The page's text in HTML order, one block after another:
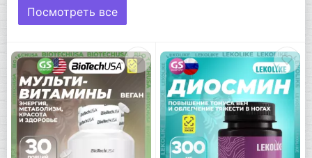
Посмотреть все